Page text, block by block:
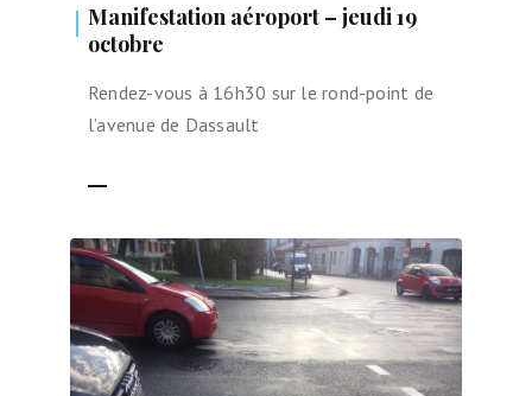
Manifestation aéroport – jeudi 19
octobre
Rendez-vous à 16h30 sur le rond-point de
l’avenue de Dassault